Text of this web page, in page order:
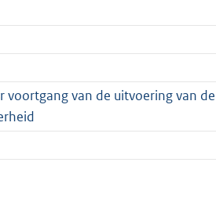
voortgang van de uitvoering van